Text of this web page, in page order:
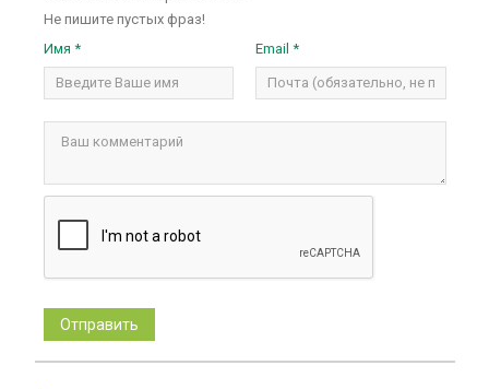
Не пишите пустых фраз!
Имя *
Email *